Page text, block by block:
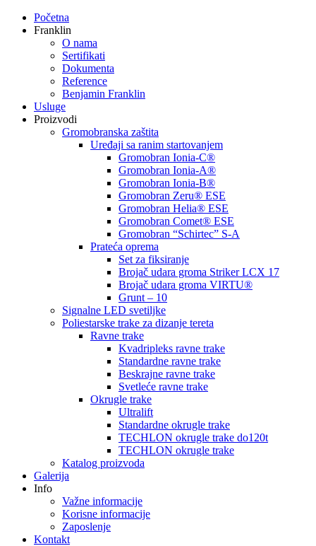
Početna
Franklin
O nama
Sertifikati
Dokumenta
Reference
Benjamin Franklin
Usluge
Proizvodi
Gromobranska zaštita
Uređaji sa ranim startovanjem
Gromobran Ionia-C®
Gromobran Ionia-A®
Gromobran Ionia-B®
Gromobran Zeru® ESE
Gromobran Helia® ESE
Gromobran Comet® ESE
Gromobran “Schirtec” S-A
Prateća oprema
Set za fiksiranje
Brojač udara groma Striker LCX 17
Brojač udara groma VIRTU®
Grunt – 10
Signalne LED svetiljke
Poliestarske trake za dizanje tereta
Ravne trake
Kvadripleks ravne trake
Standardne ravne trake
Beskrajne ravne trake
Svetleće ravne trake
Okrugle trake
Ultralift
Standardne okrugle trake
TECHLON okrugle trake do120t
TECHLON okrugle trake
Katalog proizvoda
Galerija
Info
Važne informacije
Korisne informacije
Zaposlenje
Kontakt